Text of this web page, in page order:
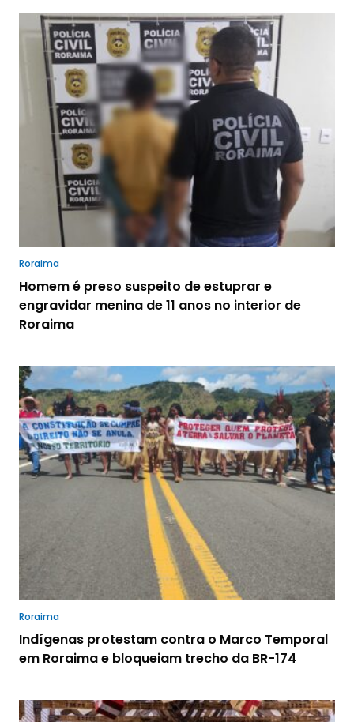
Roraima
Homem é preso suspeito de estuprar e
engravidar menina de 11 anos no interior de
Roraima
Roraima
Indígenas protestam contra o Marco Temporal
em Roraima e bloqueiam trecho da BR-174